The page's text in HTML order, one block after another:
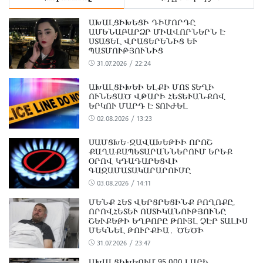
ԱԽԱԼՑԻԽԵՑԻ ԴԻՄՈՐԴԸ
ԱՄԵՆԱԲԱՐՁՐ ՄԻԱՎՈՐՆԵՐՆ Է
ՍՏԱՑԵԼ ՎՐԱՑԵՐԵՆԻՑ ԵՒ Պ
ԱՏՄՈՒԹՅՈՒՆԻՑ
31.07.2026 / 22:24
ԱԽԱԼՑԻԽԵԻ ԵԼՔԻ ՄՈՏ ՏԵՂԻ
ՈՒՆԵՑԱԾ ՎԹԱՐԻ ՀԵՏԵՒԱՆՔՈՎ Ե
ՐԿՈՒ ՄԱՐԴ Է ՏՈՒԺԵԼ
02.08.2026 / 13:23
ՍԱՄՑԽԵ-ՋԱՎԱԽԵԹԻԻ ՈՐՈՇ
ՔԱՂԱՔԱՊԵՏԱՐԱՆՆԵՐՈՒՄ ԵՐԵՔ
ՕՐՈՎ ԿԴԱԴԱՐԵՑՎԻ
ԳԱԶԱՄԱՏԱԿԱՐԱՐՈՒՄԸ
03.08.2026 / 14:11
ՄԵՆՔ ՀԵՏ ՎԵՐՑՐԵՑԻՆՔ ԲՈՂՈՔԸ,
ՈՐՈՎՀԵՏԵՒ ՈՍՏԻԿԱՆՈՒԹՅՈՒՆԸ Շ
ԵՒՔԵԹԻ ԵՂԲՈՐԸ ԹՈՒՅԼ ՉԷՐ ՏԱԼԻՍ ՄԵ
ԿՆԵԼ ԹՈՒՐՔԻԱ․ ԾԵԾԻ ԵՆ
ԹԱՐԿՎԱԾ ԻՄԱՄԻ ՀԱՐՍԸ
31.07.2026 / 23:47